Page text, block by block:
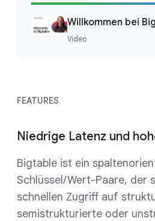
Willkommen bei
Video
FEATURES
Niedrige Latenz und
Bigtable ist ein
Schlüssel/Wert-Paare, der
schnellen Zugriff auf
semistrukturierte oder